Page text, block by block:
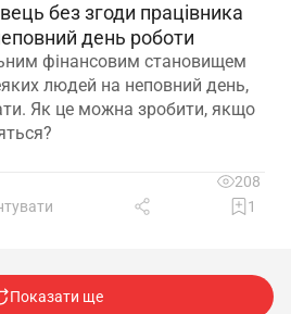
без згоди працівника
день роботи
фінансовим становищем
людей на неповний день,
Як це можна зробити, якщо
208
1
Показати ще